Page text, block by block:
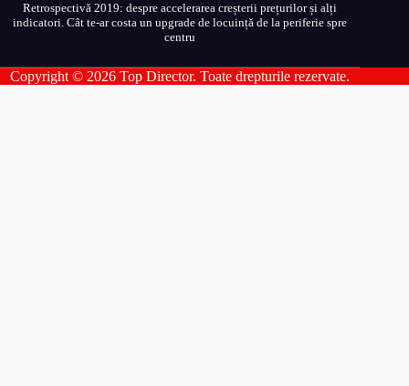
Retrospectivă 2019: despre accelerarea creșterii prețurilor și alți
indicatori. Cât te-ar costa un upgrade de locuință de la periferie spre
centru
Copyright © 2026 Top Director. Toate drepturile rezervate.